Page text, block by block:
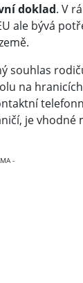
doklad. V
ale bývá
souhlas
na
je